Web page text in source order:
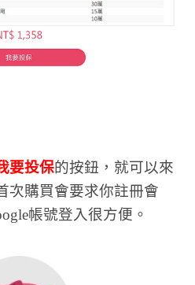
要投保的按鈕，就可以來
次購買會要求你註冊會
帳號登入很方便。